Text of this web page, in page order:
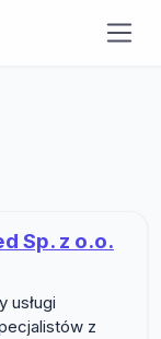
Sp. z o.o.
usługi
z